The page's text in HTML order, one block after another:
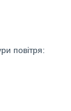
повітря: